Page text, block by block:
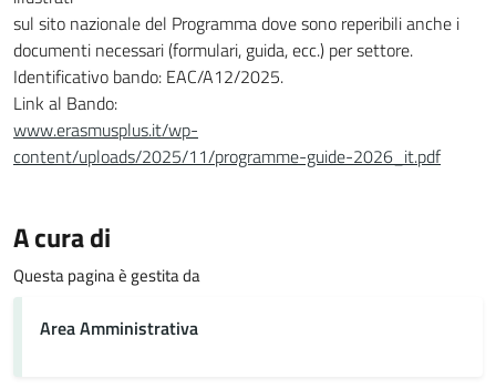
sul sito nazionale del Programma dove sono reperibili anche i
documenti necessari (formulari, guida, ecc.) per settore.
Identificativo bando: EAC/A12/2025.
Link al Bando:
www.erasmusplus.it/wp-
content/uploads/2025/11/programme-guide-2026_it.pdf
A cura di
Questa pagina è gestita da
Area Amministrativa